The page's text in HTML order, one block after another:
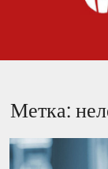
Метка: